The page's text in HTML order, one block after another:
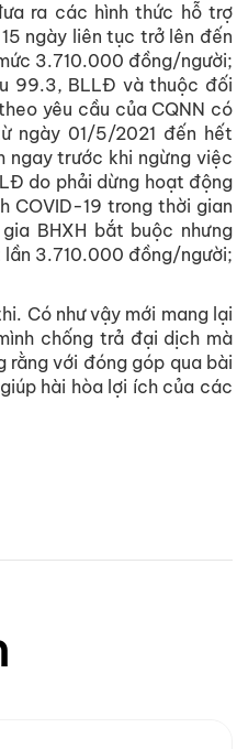
ra các hình thức hỗ trợ
ngày liên tục trở lên đến
3.710.000 đồng/người;
99.3, BLLĐ và thuộc đối
yêu cầu của CQNN có
ngày 01/5/2021 đến hết
ngay trước khi ngừng việc
do phải dừng hoạt động
COVID-19 trong thời gian
BHXH bắt buộc nhưng
3.710.000 đồng/người;
Có như vậy mới mang lại
chống trả đại dịch mà
rằng với đóng góp qua bài
hài hòa lợi ích của các